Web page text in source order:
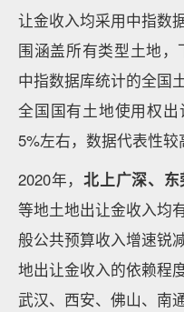
让金收入均采用中指数
围涵盖所有类型土地，
中指数据库统计的全国
全国国有土地使用权
5%左右，数据代表性较
2020年，北上广深、
等地土地出让金收入均
般公共预算收入增速锐
地出让金收入的依赖程
武汉、西安、佛山、南